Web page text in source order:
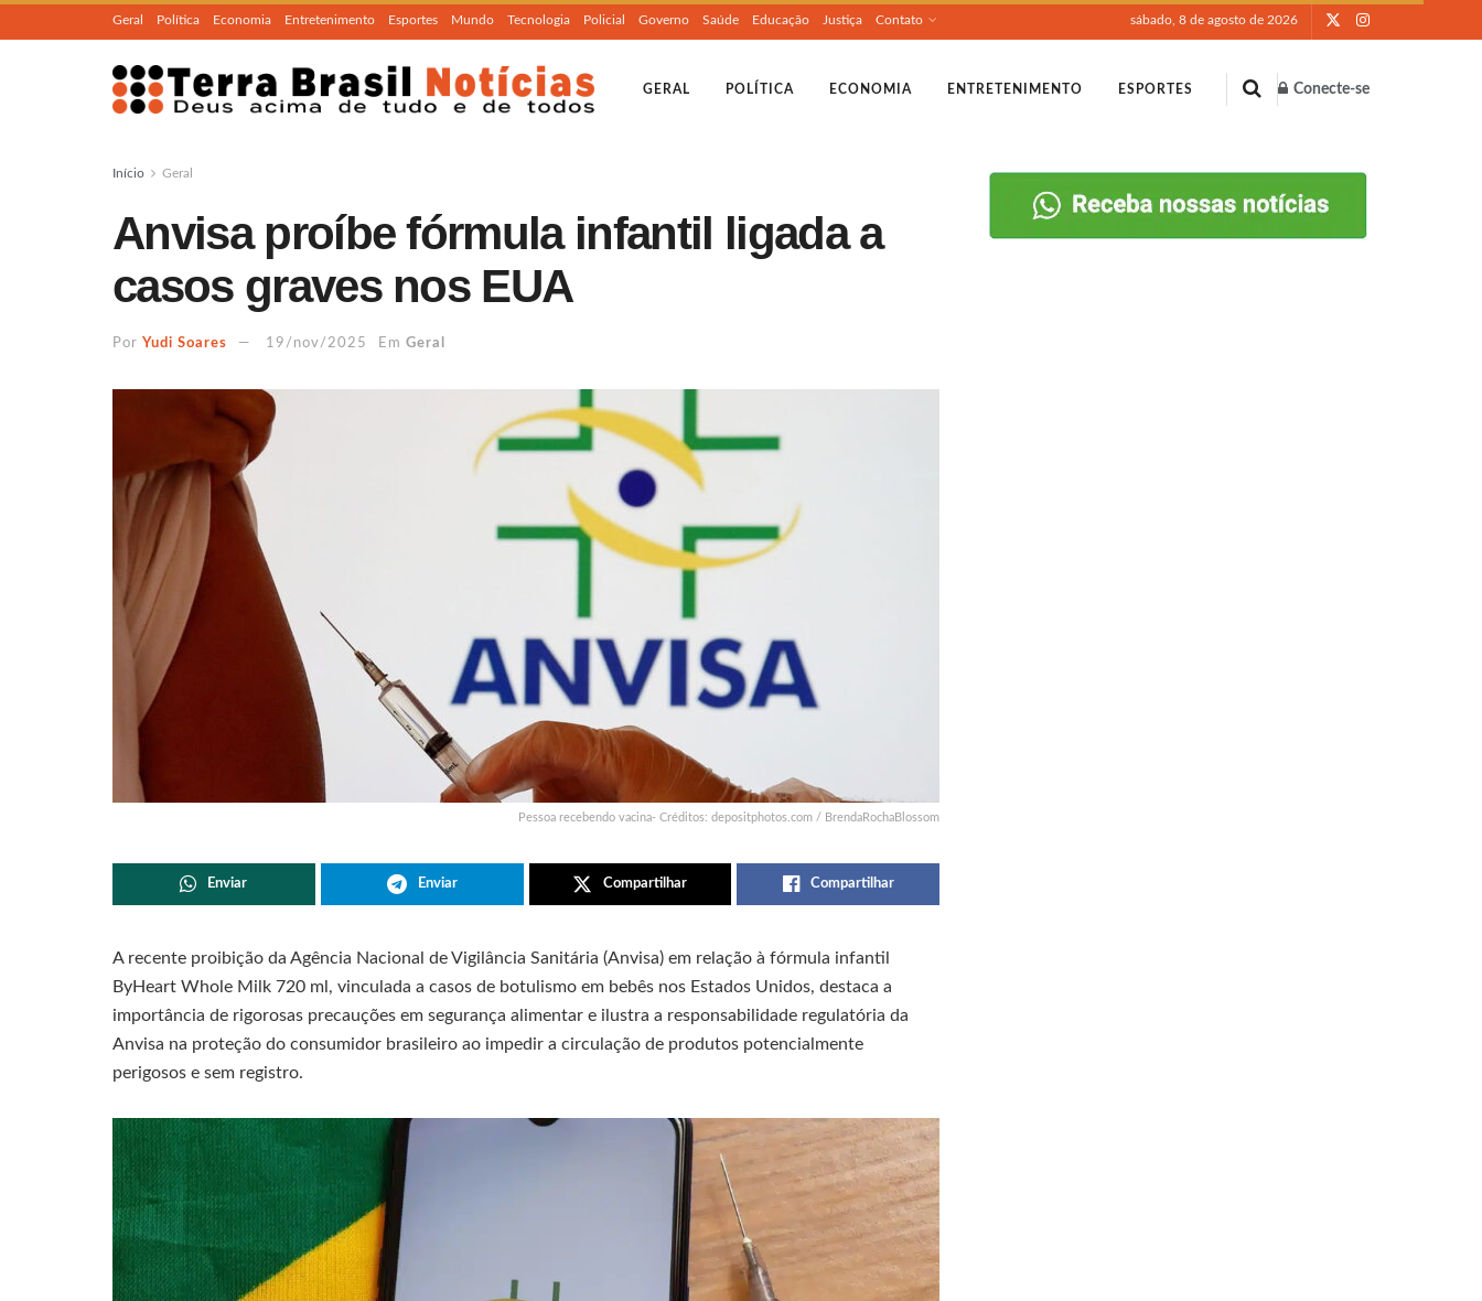
Geral Política Economia Entretenimento Esportes Mundo Tecnologia Policial Governo Saúde Educação Justiça Contato sábado, 8 de agosto de 2026
GERAL POLÍTICA ECONOMIA ENTRETENIMENTO ESPORTES Conecte-se
Início Geral
Anvisa proíbe fórmula infantil ligada a
casos graves nos EUA
Por Yudi Soares 19/nov/2025 Em Geral
Pessoa recebendo vacina- Créditos: depositphotos.com / BrendaRochaBlossom
Enviar Enviar Compartilhar Compartilhar
A recente proibição da Agência Nacional de Vigilância Sanitária (Anvisa) em relação à fórmula infantil
ByHeart Whole Milk 720 ml, vinculada a casos de botulismo em bebês nos Estados Unidos, destaca a
importância de rigorosas precauções em segurança alimentar e ilustra a responsabilidade regulatória da
Anvisa na proteção do consumidor brasileiro ao impedir a circulação de produtos potencialmente
perigosos e sem registro.